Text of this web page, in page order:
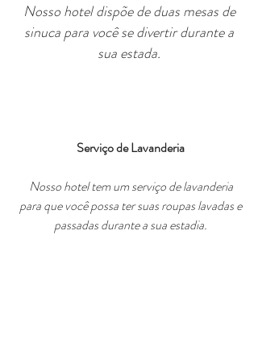
Nosso hotel dispõe de duas mesas de
sinuca para você se divertir durante a
sua estada.
Serviço de Lavanderia
Nosso hotel tem um serviço de lavanderia
para que você possa ter suas roupas lavadas e
passadas durante a sua estadia.